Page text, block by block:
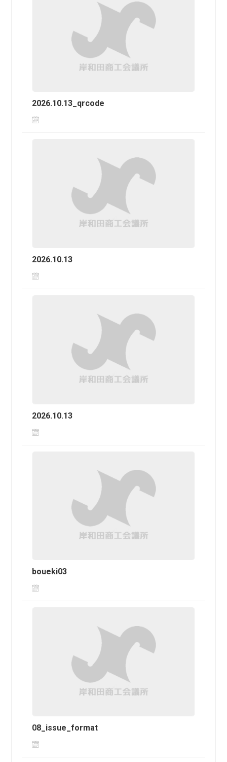
2026.10.13_qrcode
2026.10.13
2026.10.13
boueki03
08_issue_format